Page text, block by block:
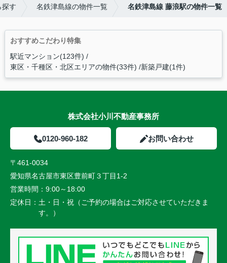
探す 名鉄津島線の物件一覧 名鉄津島線 藤浪駅の物件一覧
おすすめこだわり特集
駅近マンション(123件)
東区・千種区・北区エリアの物件(33件) 新築戸建(1件)
株式会社小川不動産事務所
0120-960-182 お問い合わせ
〒461-0034
愛知県名古屋市東区豊前町３丁目1-2
営業時間： 9:00～18:00
定休日： 土・日・祝（ご予約の場合はご対応させていただきま
す。）